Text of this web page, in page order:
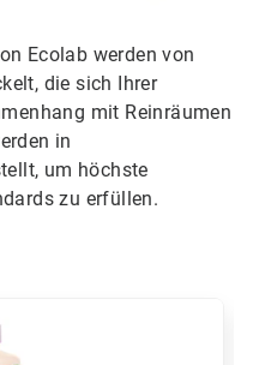
Ecolab werden von
die sich Ihrer
mit Reinräumen
in
um höchste
zu erfüllen.